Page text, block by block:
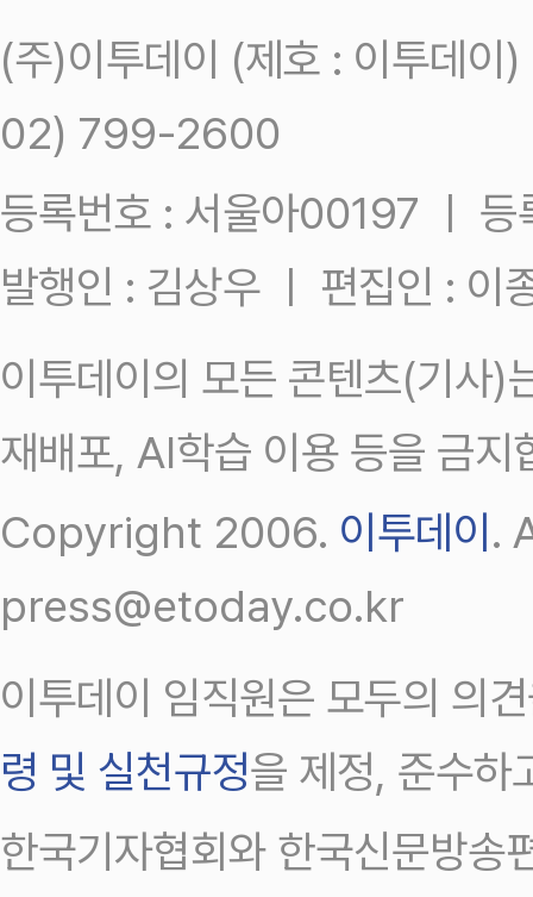
(주)이투데이 (제호 : 이투데
02) 799-2600
등록번호 : 서울아00197 ㅣ
발행인 : 김상우 ㅣ 편집인 : 이
이투데이의 모든 콘텐츠(기사)
재배포, AI학습 이용 등을 금지
Copyright 2006. 이투데이.
press@etoday.co.kr
이투데이 임직원은 모두의 의
령 및 실천규정을 제정, 준수하
한국기자협회와 한국신문방송